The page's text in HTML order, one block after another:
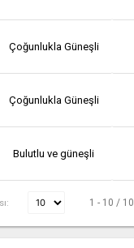
Çoğunlukla Güneşli
Çoğunlukla Güneşli
Bulutlu ve güneşli
1 - 10 / 10